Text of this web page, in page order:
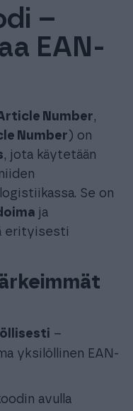
–
EAN-
Number,
Number ) on
, jota käytetään
Se on
ja
erityisesti
–
yksilöllinen EAN-
avulla